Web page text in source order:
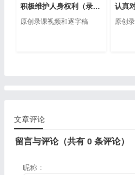
积极维护人身权利（录课视频和逐字稿）
原创录课视频和逐字稿 原创
文章评论
留言与评论（共有 0条评论）
昵称：